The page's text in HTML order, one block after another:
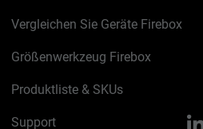
Vergleichen Sie Geräte Firebox
Größenwerkzeug Firebox
Produktliste & SKUs
Support